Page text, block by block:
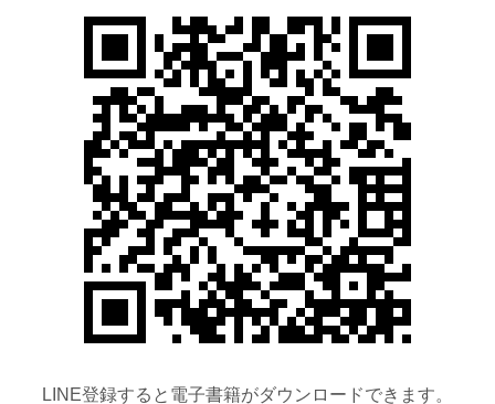
LINE登録すると電子書籍がダウンロードできます。